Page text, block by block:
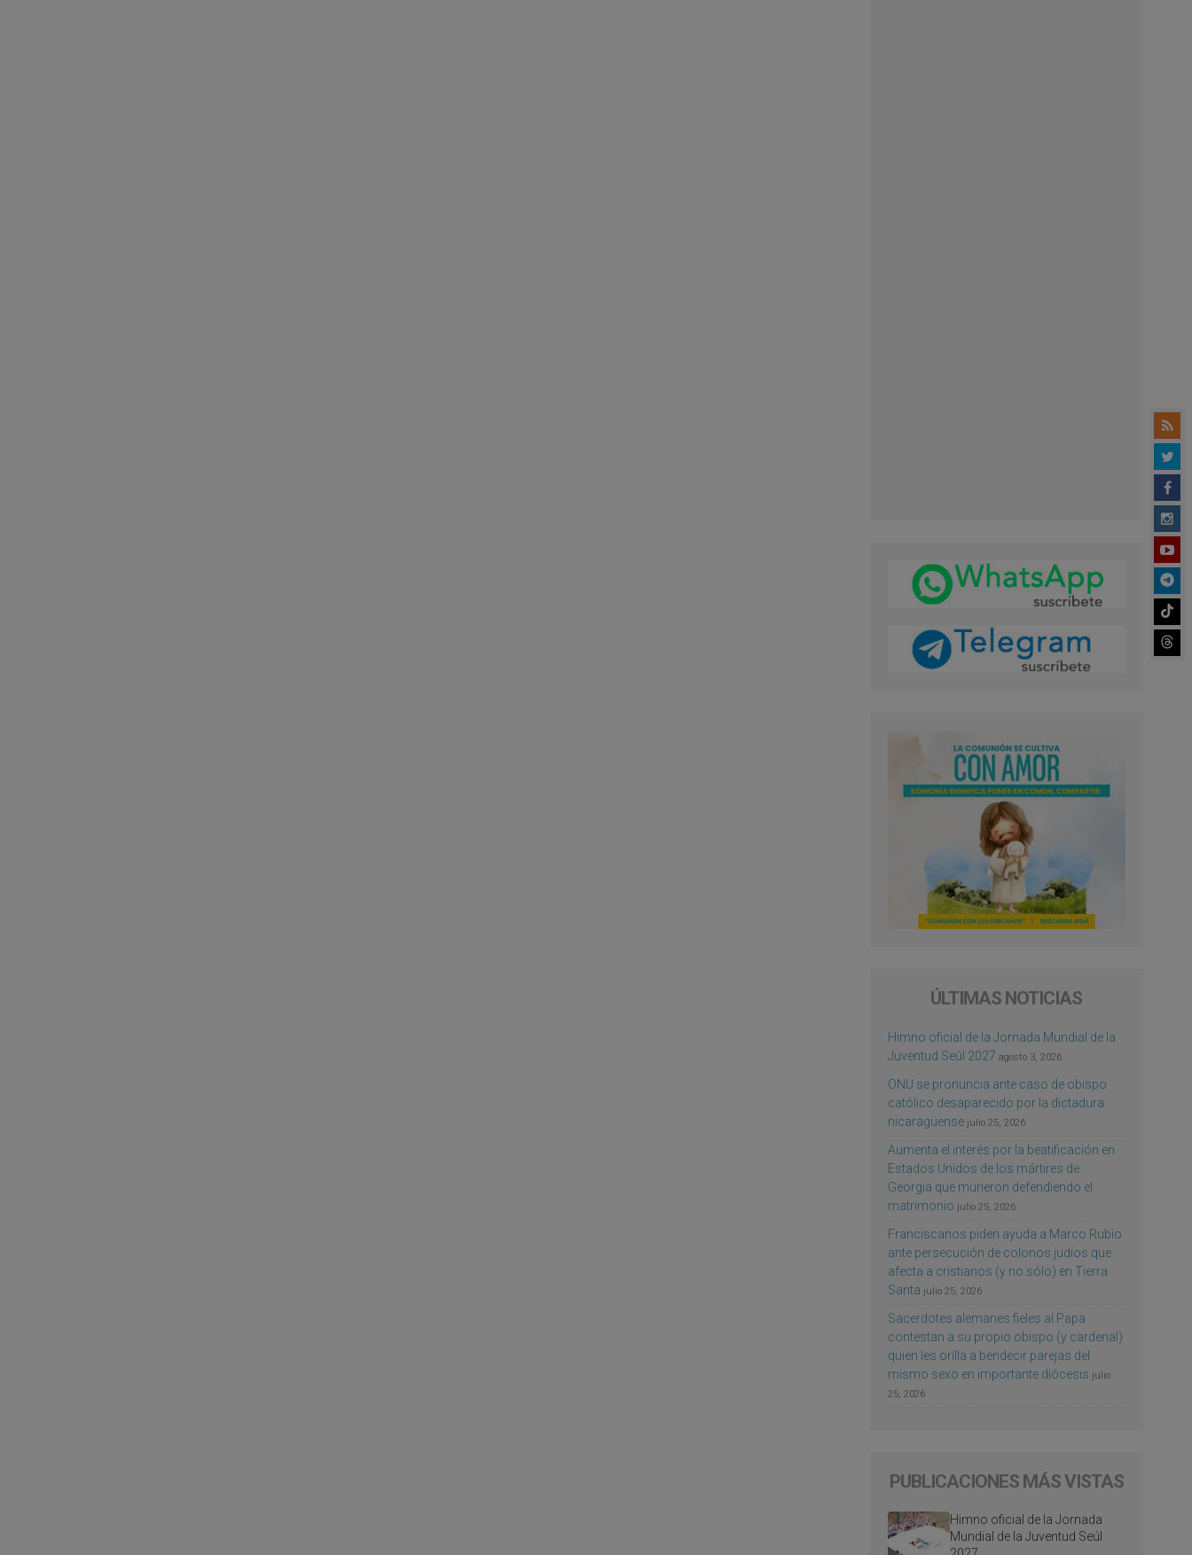
ÚLTIMAS NOTICIAS
Himno oficial de la Jornada Mundial de la
Juventud Seúl 2027 agosto 3, 2026
ONU se pronuncia ante caso de obispo
católico desaparecido por la dictadura
nicaragüense julio 25, 2026
Aumenta el interés por la beatificación en
Estados Unidos de los mártires de
Georgia que murieron defendiendo el
matrimonio julio 25, 2026
Franciscanos piden ayuda a Marco Rubio
ante persecución de colonos judíos que
afecta a cristianos (y no sólo) en Tierra
Santa julio 25, 2026
Sacerdotes alemanes fieles al Papa
contestan a su propio obispo (y cardenal)
quien les orilla a bendecir parejas del
mismo sexo en importante diócesis julio
25, 2026
PUBLICACIONES MÁS VISTAS
Himno oficial de la Jornada
Mundial de la Juventud Seúl